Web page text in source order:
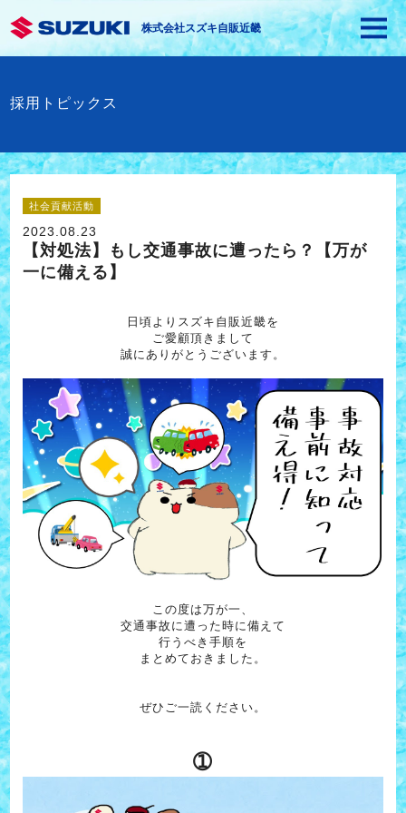
株式会社スズキ自販近畿
採用トピックス
社会貢献活動
2023.08.23
【対処法】もし交通事故に遭ったら？【万が
一に備える】
日頃よりスズキ自販近畿を
ご愛顧頂きまして
誠にありがとうございます。
この度は万が一、
交通事故に遭った時に備えて
行うべき手順を
まとめておきました。
ぜひご一読ください。
➀